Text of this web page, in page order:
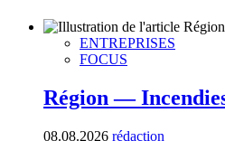
ENTREPRISES
FOCUS
Région —
08.08.2026 rédaction